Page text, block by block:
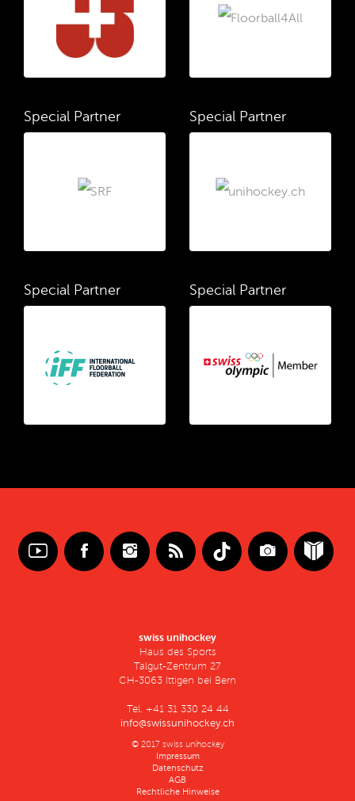
Special Partner Special Partner
Special Partner Special Partner
swiss unihockey
Haus des Sports
Talgut-Zentrum 27
CH-3063 Ittigen bei Bern
Tel. +41 31 330 24 44
info@swissunihockey.ch
© 2017 swiss unihockey
Impressum
Datenschutz
AGB
Rechtliche Hinweise